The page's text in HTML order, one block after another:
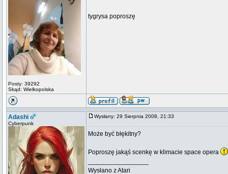
Posty: 39292
Skąd: Wielkopolska
tygrysa poproszę
Adashi
Cyberpunk
Wysłany: 29 Sierpnia 2008, 21:33
Może być błękitny?
Poproszę jakąś scenkę w klimacie space opera
Wysłano z Atari